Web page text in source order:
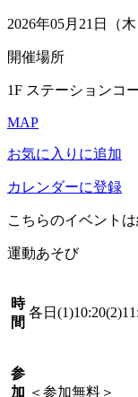
2026年05月21日（木
開催場所
1F ステーションコ
MAP
お気に入りに追加
カレンダーに登録
こちらのイベント
運動あそび
時
間
各日
参
加 ＜参加無料＞